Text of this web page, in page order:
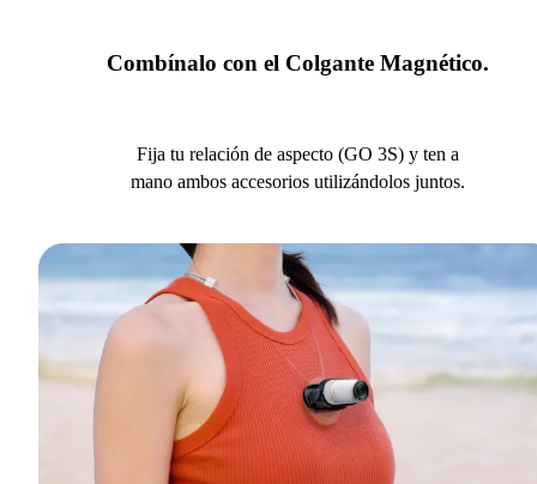
Combínalo con el Colgante Magnético.
Fija tu relación de aspecto (GO 3S) y ten a
mano ambos accesorios utilizándolos juntos.